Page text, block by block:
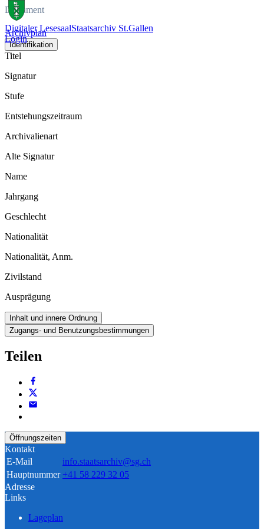
Digitaler LesesaalStaatsarchiv St.Gallen
Login
Dokument
Archivplan
Identifikation
Titel
Signatur
Stufe
Entstehungszeitraum
Archivalienart
Alte Signatur
Name
Jahrgang
Geschlecht
Nationalität
Nationalität, Anm.
Zivilstand
Ausprägung
Inhalt und innere Ordnung
Zugangs- und Benutzungsbestimmungen
Teilen
Öffnungszeiten
Kontakt
E-Mail
info.staatsarchiv@sg.ch
Hauptnummer +41 58 229 32 05
Adresse
Links
Lageplan